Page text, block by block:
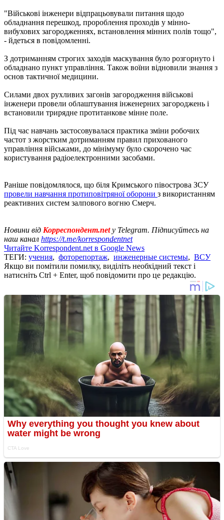
"Військові інженери відпрацьовували питання щодо
обладнання перешкод, пророблення проходів у мінно-
вибухових загородженнях, встановлення мінних полів тощо",
- йдеться в повідомленні.
З дотриманням строгих заходів маскування було розгорнуто і
обладнано пункт управління. Також воїни відновили знання з
основ тактичної медицини.
Силами двох рухливих загонів загородження військові
інженери провели облаштування інженерних загороджень і
встановили трирядне протитанкове мінне поле.
Під час навчань застосовувалася практика зміни робочих
частот з жорстким дотриманням правил прихованого
управління військами, до мінімуму було скорочено час
користування радіоелектронними засобами.
Раніше повідомлялося, що біля Кримського півострова ЗСУ
провели навчання протиповітряної оборони з використанням
реактивних систем залпового вогню Смерч.
Новини від Корреспондент.netу Telegram. Підписуйтесь на
наш канал https://t.me/korrespondentnet
Читайте Korrespondent.net в Google News
ТЕГИ: учения, фоторепортаж, инженерные системы, ВСУ
Якщо ви помітили помилку, виділіть необхідний текст і
натисніть Ctrl + Enter, щоб повідомити про це редакцію.